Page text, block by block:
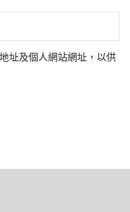
址及個人網站網址，以供